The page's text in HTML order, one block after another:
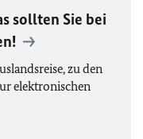
sollten Sie bei
zu den
elektronischen